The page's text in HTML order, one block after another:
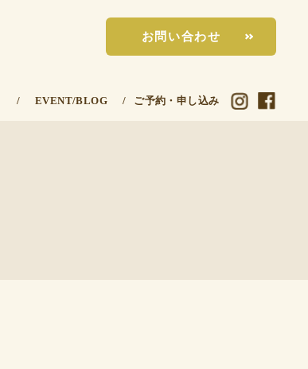
お問い合わせ
/ EVENT/BLOG / ご予約・申し込み